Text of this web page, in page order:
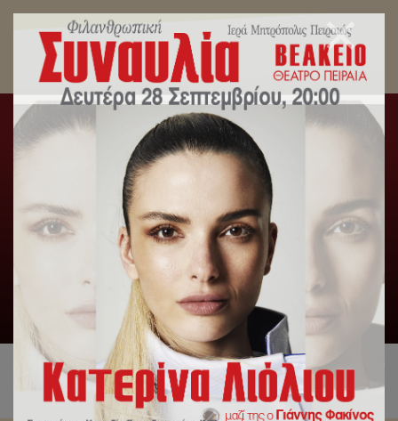
Η Αρχαιοπρεπής Θεία Λειτουργία του Αγίου
Μάρκου στον Ιερό Ναό Ευαγγελιστρίας
Πειραιώς.
Αρχική Λατρευτική Ζωή / Η Αρχαιοπρεπής Θεία
Λειτουργία του Αγίου Μάρκου στον Ιερό Ναό Ευαγγελιστρίας
Πειραιώς.